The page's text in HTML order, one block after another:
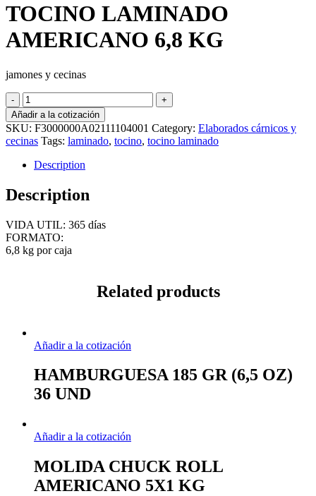
TOCINO LAMINADO
AMERICANO 6,8 KG
jamones y cecinas
TOCINO
LAMINADO
AMERICANO
6,8
KG
quantity
Añadir a la cotización
SKU: F3000000A02111104001 Category: Elaborados cárnicos y
cecinas Tags: laminado, tocino, tocino laminado
Description
Description
VIDA UTIL: 365 días
FORMATO:
6,8 kg por caja
Related products
Añadir a la cotización
HAMBURGUESA 185 GR (6,5 OZ)
36 UND
Añadir a la cotización
MOLIDA CHUCK ROLL
AMERICANO 5X1 KG